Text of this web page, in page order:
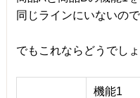
同じラインにいないの
でもこれならどうでしょ
機能1